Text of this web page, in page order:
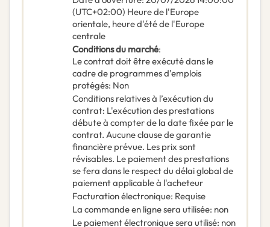
(UTC+02:00) Heure de l'Europe
orientale, heure d'été de l'Europe
centrale
Conditions du marché:
Le contrat doit être exécuté dans le
cadre de programmes d’emplois
protégés: Non
Conditions relatives à l’exécution du
contrat: L'exécution des prestations
débute à compter de la date fixée par le
contrat. Aucune clause de garantie
financière prévue. Les prix sont
révisables. Le paiement des prestations
se fera dans le respect du délai global de
paiement applicable à l'acheteur
Facturation électronique: Requise
La commande en ligne sera utilisée: non
Le paiement électronique sera utilisé: non